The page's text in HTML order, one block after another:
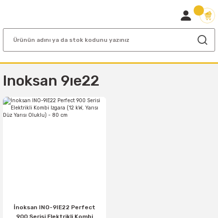
Inoksan 9ıe22
İnoksan INO-9IE22 Perfect
900 Serisi Elektrikli Kombi